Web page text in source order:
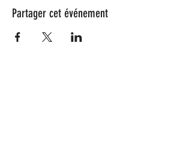
Partager cet événement